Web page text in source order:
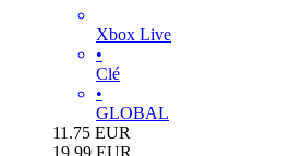
Xbox Live
•
Clé
•
GLOBAL
11.75 EUR
19.99 EUR